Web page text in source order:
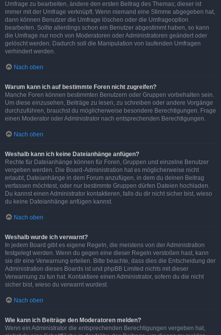
Umfrage zu bearbeiten, ändere den ersten Beitrag des Themas; dieser ist
immer mit der Umfrage verknüpft. Wenn niemand eine Stimme abgegeben hat,
dann können Benutzer die Umfrage löschen oder die Umfrageoption
bearbeiten. Sollte allerdings schon ein Benutzer abgestimmt haben, so kann
die Umfrage nur noch von Moderatoren oder Administratoren geändert oder
gelöscht werden. Dadurch soll die Manipulation von laufenden Umfragen
verhindert werden.
Nach oben
Warum kann ich auf bestimmte Foren nicht zugreifen?
Manche Foren können bestimmten Benutzern oder Gruppen vorbehalten sein.
Um diese einzusehen, Beiträge zu lesen, zu schreiben oder andere Vorgänge
durchzuführen, brauchst du möglicherweise besondere Berechtigungen. Frage
einen Moderator oder Administrator nach entsprechenden Berechtigungen.
Nach oben
Weshalb kann ich keine Dateianhänge anfügen?
Rechte für Dateianhänge können für Foren, Gruppen und einzelne Benutzer
vergeben werden. Die Board-Administration hat es möglicherweise nicht
erlaubt, Dateianhänge in dem Forum anzufügen, in dem du deinen Beitrag
verfassen möchtest, oder nur bestimmte Gruppen dürfen Dateien hochladen.
Du kannst einen Administrator kontaktieren, falls du dir nicht sicher bist, wieso
du keine Dateianhänge anfügen kannst.
Nach oben
Weshalb wurde ich verwarnt?
In jedem Board gibt es eigene Regeln, die meistens von der Administration
festgelegt werden. Wenn du gegen eine dieser Regeln verstoßen hast, kann
sie dir eine Verwarnung erteilen. Bitte beachte, dass dies die Entscheidung der
Administration dieses Boards ist und phpBB Limited nichts mit dieser
Verwarnung zu tun hat. Kontaktiere einen Administrator, sofern du die nicht
sicher bist, wieso du verwarnt wurdest.
Nach oben
Wie kann ich Beiträge den Moderatoren melden?
Wenn ein Administrator die entsprechenden Berechtigungen vergeben hat,